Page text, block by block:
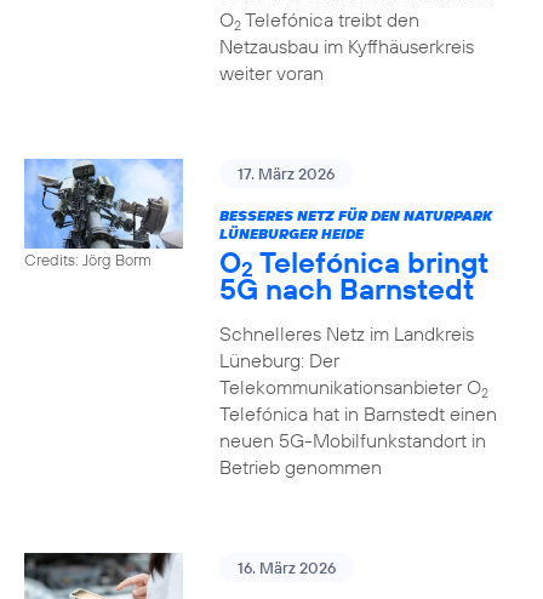
O2Telefónica treibt den
Netzausbau im Kyffhäuserkreis
weiter voran
Credits: Jörg Borm
17. März 2026
BESSERES NETZ FÜR DEN NATURPARK
LÜNEBURGER HEIDE
O2 Telefónica bringt
5G nach Barnstedt
Schnelleres Netz im Landkreis
Lüneburg: Der
Telekommunikationsanbieter O2
Telefónica hat in Barnstedt einen
neuen 5G-Mobilfunkstandort in
Betrieb genommen
16. März 2026